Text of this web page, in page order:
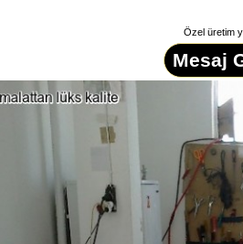
Özel üretim
Mesaj